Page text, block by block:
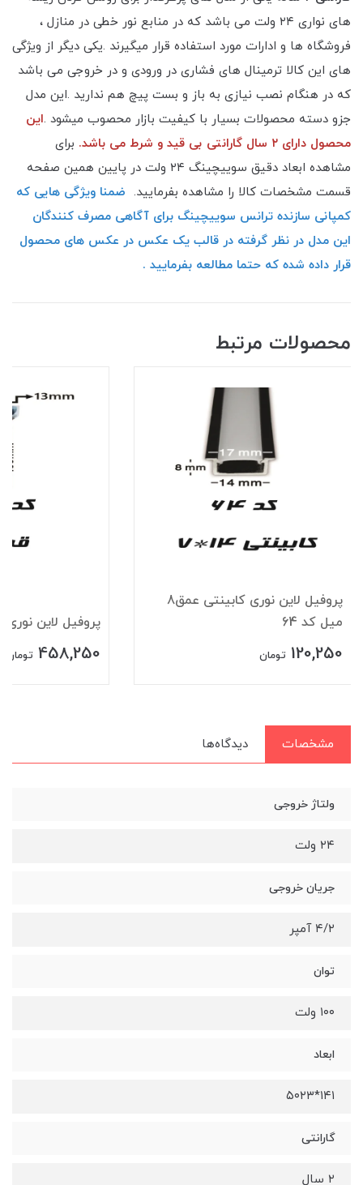
های نواری ۲۴ ولت می باشد که در منابع نور خطی در منازل ،
فروشگاه ها و ادارات مورد استفاده قرار میگیرند .یکی دیگر از ویژگی
های این کالا ترمینال های فشاری در ورودی و در خروجی می باشد
که در هنگام نصب نیازی به باز و بست پیچ هم ندارید .این مدل
جزو دسته محصولات بسیار با کیفیت بازار محصوب میشود .این
محصول دارای ۲ سال گارانتی بی قید و شرط می باشد.
برای
مشاهده ابعاد دقیق سوییچینگ ۲۴ ولت در پایین همین صفحه
قسمت مشخصات کالا را مشاهده بفرمایید. ضمنا ویژگی هایی که
کمپانی سازنده ترانس سوییچینگ برای آگاهی مصرف کنندگان
این مدل در نظر گرفته در قالب یک عکس در عکس های محصول
قرار داده شده که حتما مطالعه بفرمایید .
محصولات مرتبط
پروفیل لاین نوری کابینتی عمق8
میل کد 64
120,250 تومان
پروفیل لاین نوری
458,250 تومان
مشخصات دیدگاه‌ها
ولتاژ خروجی
۲۴ ولت
جریان خروجی
۴/۲ آمپر
توان
۱۰۰ ولت
ابعاد
۱۴۱*۵۰۲۳
گارانتی
۲ سال